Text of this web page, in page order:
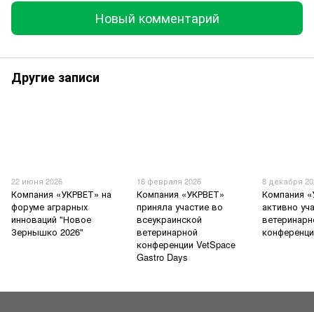
Новый комментарий
Другие записи
22 июня 2026
Компания «УКРВЕТ» на
форуме аграрных
инноваций "Новое
Зернышко 2026"
16 февраля 2026
Компания «УКРВЕТ»
приняла участие во
всеукраинской
ветеринарной
конференции VetSpace
Gastro Days
8 декабря
Компания
активно